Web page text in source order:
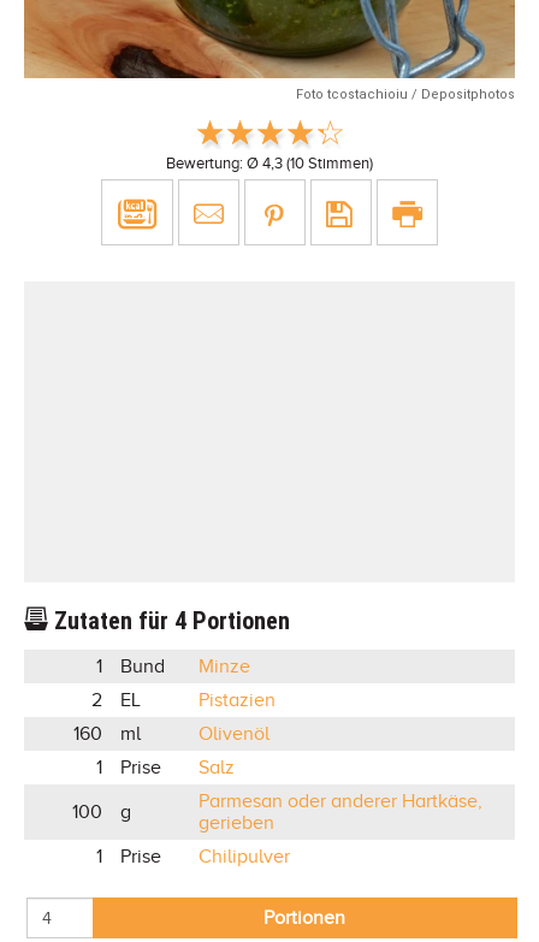
Foto tcostachioiu / Depositphotos
Bewertung: Ø 4,3 (10 Stimmen)
Zutaten für 4 Portionen
1 Bund
Minze
2
EL
Pistazien
160
ml
Olivenöl
1
Prise Salz
100 g
Parmesan oder anderer Hartkäse,
gerieben
1
Prise Chilipulver
Portionen